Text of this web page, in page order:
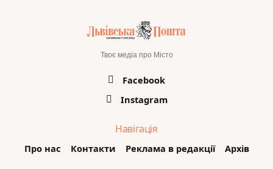
Твоє медіа про Місто
Facebook
Instagram
Навігація
Про нас Контакти Реклама в редакції Архів